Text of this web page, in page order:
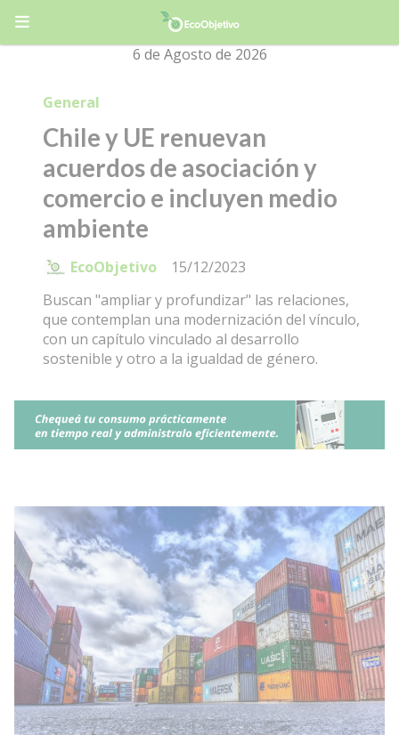
6 de Agosto de 2026
Chile y UE renuevan
acuerdos de asociación y
comercio e incluyen medio
ambiente
Buscan "ampliar y profundizar" las relaciones,
que contemplan una modernización del vínculo,
con un capítulo vinculado al desarrollo
sostenible y otro a la igualdad de género.
General
15/12/2023
EcoObjetivo